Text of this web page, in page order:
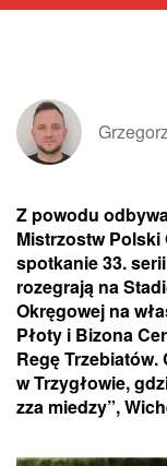
Z powodu
Mistrzostw Polski
spotkanie 33.
rozegrają na
Okręgowej na
Płoty i Bizona
Regę
w Trzygłowie,
zza miedzy”,